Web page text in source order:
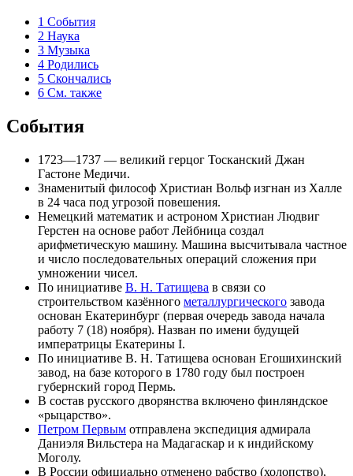
1 События
2 Наука
3 Музыка
4 Родились
5 Скончались
6 См. также
События
1723—1737 — великий герцог Тосканский Джан
Гастоне Медичи.
Знаменитый философ Христиан Вольф изгнан из Халле
в 24 часа под угрозой повешения.
Немецкий математик и астроном Христиан Людвиг
Герстен на основе работ Лейбница создал
арифметическую машину. Машина высчитывала частное
и число последовательных операций сложения при
умножении чисел.
По инициативе В. Н. Татищева в связи со
строительством казённого металлургического завода
основан Екатеринбург (первая очередь завода начала
работу 7 (18) ноября). Назван по имени будущей
императрицы Екатерины I.
По инициативе В. Н. Татищева основан Егошихинский
завод, на базе которого в 1780 году был построен
губернский город Пермь.
В состав русского дворянства включено финляндское
«рыцарство».
Петром Первым отправлена экспедиция адмирала
Даниэля Вильстера на Мадагаскар и к индийскому
Моголу.
В России официально отменено рабство (холопство),